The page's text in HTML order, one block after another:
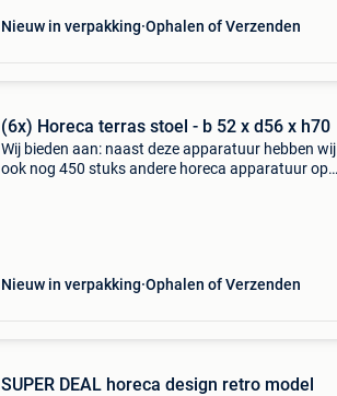
Nieuw in verpakking Ophalen of Verzenden
(6x) Horeca terras stoel - b 52 x d56 x h70
Wij bieden aan: naast deze apparatuur hebben wij
ook nog 450 stuks andere horeca apparatuur op
Nieuw in verpakking Ophalen of Verzenden
SUPER DEAL horeca design retro model